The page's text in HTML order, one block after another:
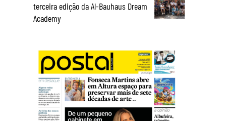
terceira edição da Al-Bauhaus Dream
Academy